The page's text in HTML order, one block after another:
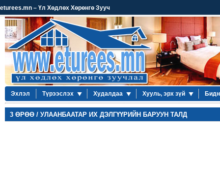
eturees.mn – Үл Хөдлөх Хөрөнгө Зууч
Эхлэл Түрээслэх Худалдаа Хууль, эрх зүй
3 ӨРӨӨ / УЛААНБААТАР ИХ ДЭЛГҮҮРИЙН БАРУУН ТАЛД